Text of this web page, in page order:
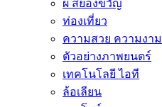
ผี สยองขวัญ
ท่องเที่ยว
ความสวย ความงาม
ตัวอย่างภาพยนตร์
เทคโนโลยี ไอที
ล้อเลียน